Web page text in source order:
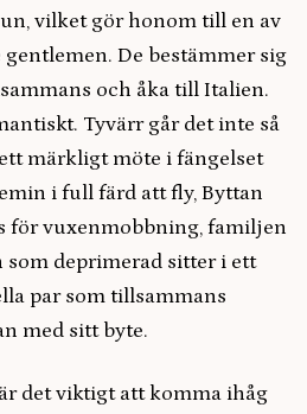
vilket gör honom till en av
De bestämmer sig
och åka till Italien.
Tyvärr går det inte så
märkligt möte i fängelset
i full färd att fly, Byttan
för vuxenmobbning, familjen
som deprimerad sitter i ett
par som tillsammans
med sitt byte.
det viktigt att komma ihåg